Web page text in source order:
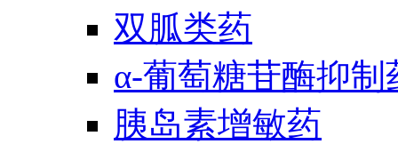
双胍类药
α-葡萄糖苷酶抑制
胰岛素增敏药